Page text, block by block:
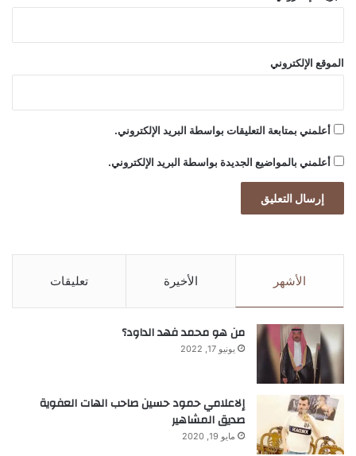
khabar3ajeldubai.com — ديان ابي علام تتألق بإطلالة
الموقع الإلكتروني
أعلمني بمتابعة التعليقات بواسطة البريد الإلكتروني.
أعلمني بالمواضيع الجديدة بواسطة البريد الإلكتروني.
الأشهر الأخيرة تعليقات
من هو محمد فهد الداود؟
يونيو 17, 2022
إلاعلامي حمود حسين صاحب الهات العفوية
صديق المشاهير
مايو 19, 2020